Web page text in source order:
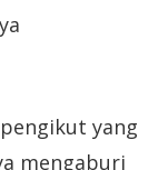
yang
mengaburi